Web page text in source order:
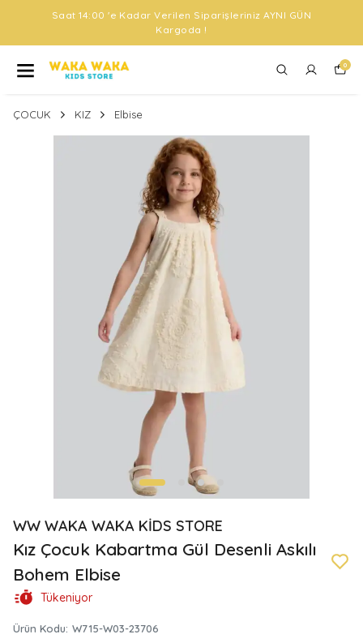
Saat 14:00 'e Kadar Verilen Siparişleriniz AYNI GÜN
Kargoda !
0
ÇOCUK KIZ Elbise
WW WAKA WAKA KİDS STORE
Kız Çocuk Kabartma Gül Desenli Askılı
Bohem Elbise
Tükeniyor
Ürün Kodu: W715-W03-23706